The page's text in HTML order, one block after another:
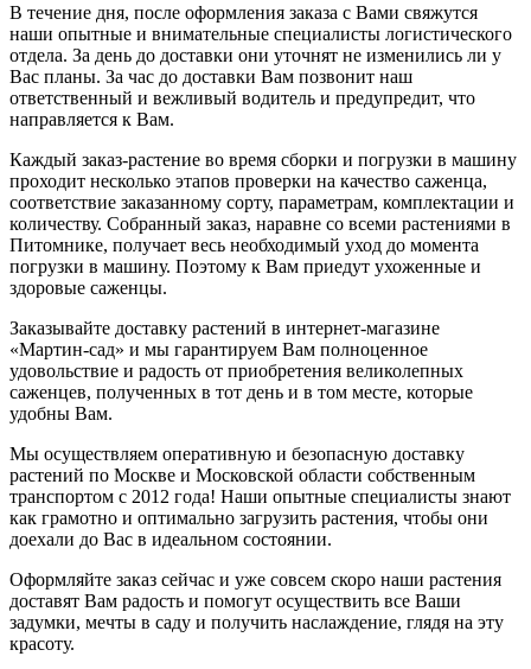
В течение дня, после оформления заказа с Вами свяжутся
наши опытные и внимательные специалисты логистического
отдела. За день до доставки они уточнят не изменились ли у
Вас планы. За час до доставки Вам позвонит наш
ответственный и вежливый водитель и предупредит, что
направляется к Вам.
Каждый заказ-растение во время сборки и погрузки в машину
проходит несколько этапов проверки на качество саженца,
соответствие заказанному сорту, параметрам, комплектации и
количеству. Собранный заказ, наравне со всеми растениями в
Питомнике, получает весь необходимый уход до момента
погрузки в машину. Поэтому к Вам приедут ухоженные и
здоровые саженцы.
Заказывайте доставку растений в интернет-магазине
«Мартин-сад» и мы гарантируем Вам полноценное
удовольствие и радость от приобретения великолепных
саженцев, полученных в тот день и в том месте, которые
удобны Вам.
Мы осуществляем оперативную и безопасную доставку
растений по Москве и Московской области собственным
транспортом с 2012 года! Наши опытные специалисты знают
как грамотно и оптимально загрузить растения, чтобы они
доехали до Вас в идеальном состоянии.
Оформляйте заказ сейчас и уже совсем скоро наши растения
доставят Вам радость и помогут осуществить все Ваши
задумки, мечты в саду и получить наслаждение, глядя на эту
красоту.